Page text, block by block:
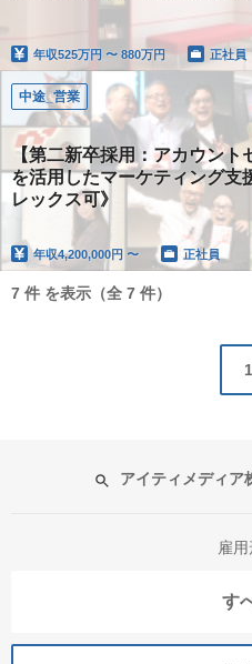
年収525万円 〜 880万円 正社員
中途_営業
【第二新卒採用：アカウント
を活用したマーケティング支
レックス可》
年収4,200,000円 〜 正社員
7 件 を表示（全 7 件）
1
アイティメディア
雇
す